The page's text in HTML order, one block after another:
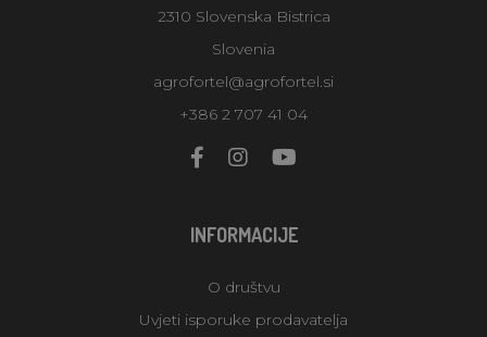
2310 Slovenska Bistrica
Slovenia
agrofortel@agrofortel.si
+386 2 707 41 04
INFORMACIJE
O društvu
Uvjeti isporuke prodavatelja